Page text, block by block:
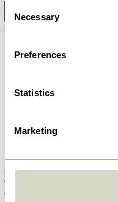
Consent
Selection
Necessary
Preferences
Statistics
Marketing
Focal Cadre 50×70 Naturel
619,00